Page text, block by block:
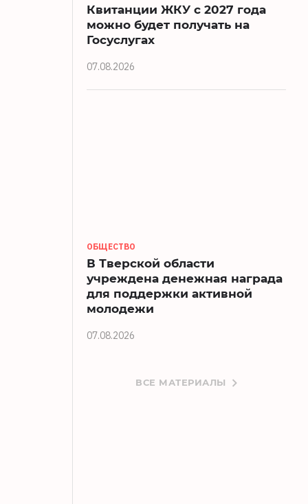
Квитанции ЖКУ с 2027 года
можно будет получать на
Госуслугах
07.08.2026
ОБЩЕСТВО
В Тверской области
учреждена денежная награда
для поддержки активной
молодежи
07.08.2026
ВСЕ МАТЕРИАЛЫ